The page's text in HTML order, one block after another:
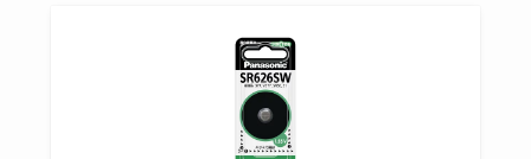
ポケモンパンはどこに売ってる？
ファミマで買える？ネット販売
は？値段や販売店を調査